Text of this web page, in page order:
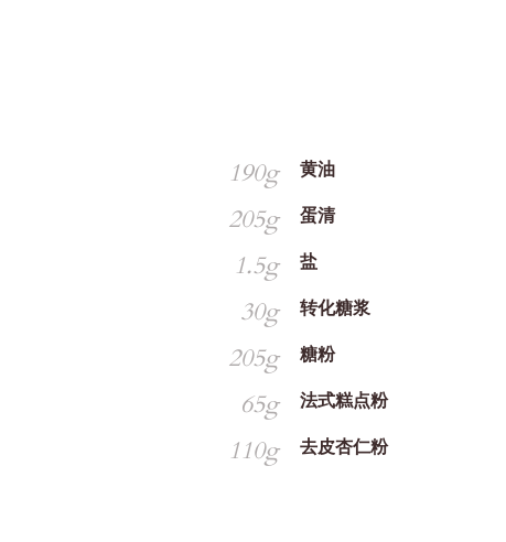
190g 黄油
205g 蛋清
1.5g 盐
30g 转化糖浆
205g 糖粉
65g 法式糕点粉
110g 去皮杏仁粉